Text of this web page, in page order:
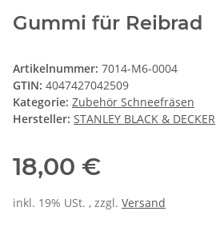
Gummi für Reibrad
Artikelnummer: 7014-M6-0004
GTIN: 4047427042509
Kategorie: Zubehör Schneefräsen
Hersteller: STANLEY BLACK & DECKER
18,00 €
inkl. 19% USt. , zzgl. Versand